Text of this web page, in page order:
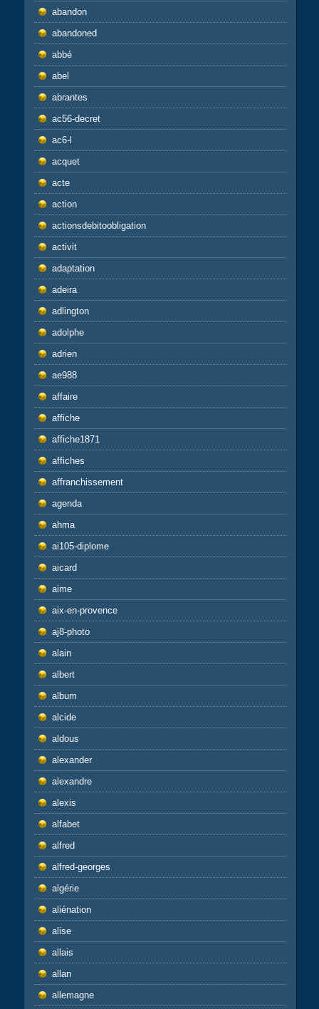
abandon
abandoned
abbé
abel
abrantes
ac56-decret
ac6-l
acquet
acte
action
actionsdebitoobligation
activit
adaptation
adeira
adlington
adolphe
adrien
ae988
affaire
affiche
affiche1871
affiches
affranchissement
agenda
ahma
ai105-diplome
aicard
aime
aix-en-provence
aj8-photo
alain
albert
album
alcide
aldous
alexander
alexandre
alexis
alfabet
alfred
alfred-georges
algérie
aliénation
alise
allais
allan
allemagne